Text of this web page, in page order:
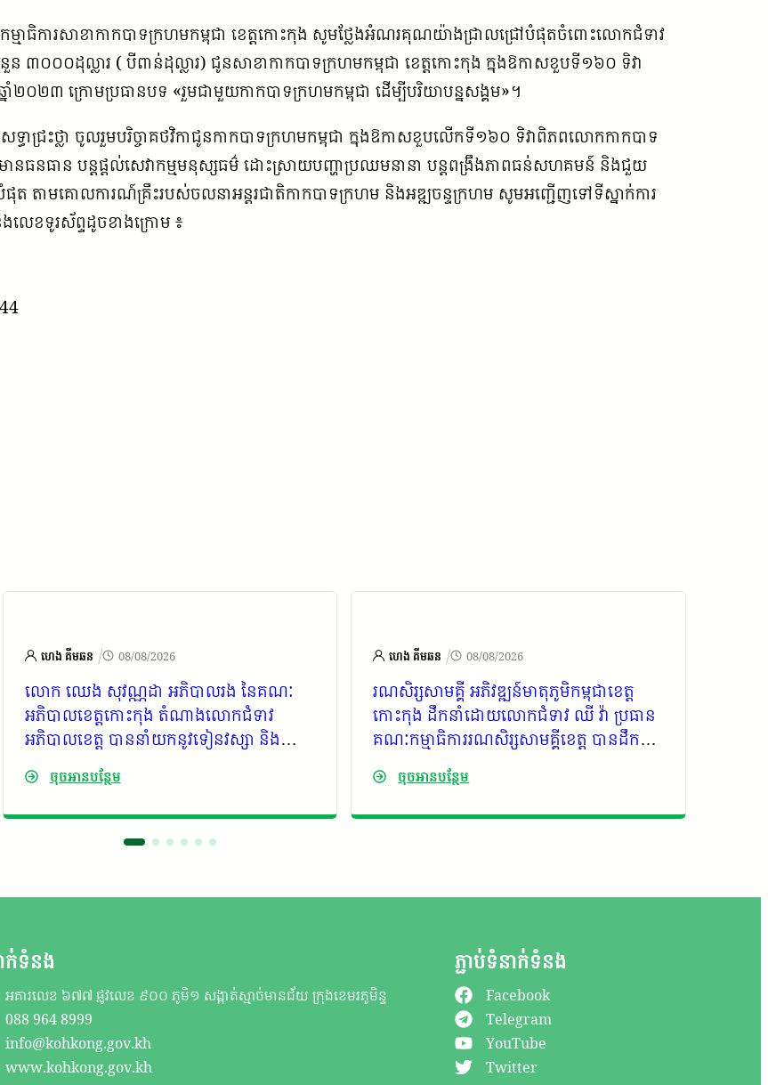
ាធិការសាខាកាកបាទក្រហមកម្ពុជា ខេត្តកោះកុង សូមថ្លែងអំណរគុណយ៉ាងជ្រាលជ្រៅបំផុតចំពោះលោកជំទាវ
ន ៣០០០ដុល្លារ ( បីពាន់ដុល្លារ) ជូនសាខាកាកបាទក្រហមកម្ពុជា ខេត្តកោះកុង ក្នុងឱកាសខួបទី១៦០ ទិវា
០២៣ ក្រោមប្រធានបទ «រួមជាមួយកាកបាទក្រហមកម្ពុជា ដើម្បីបរិយាបន្នសង្គម»។
ធាជ្រះថ្លា ចូលរួមបរិច្ចាគថវិកាជូនកាកបាទក្រហមកម្ពុជា ក្នុងឱកាសខួបលើកទី១៦០ ទិវាពិភពលោកកាកបាទ
ធនធាន បន្តផ្តល់សេវាកម្មមនុស្សធម៌ ដោះស្រាយបញ្ហាប្រឈមនានា បន្តពង្រឹងភាពធន់សហគមន៍ និងជួយ
ផុត តាមគោលការណ៍គ្រឹះរបស់ចលនាអន្តរជាតិកាកបាទក្រហម និងអឌ្ឍចន្ទក្រហម សូមអញ្ជើញទៅទីស្នាក់ការ
លេខទូរស័ព្ទដូចខាងក្រោម ៖
ហេង គីមឆន / 08/08/2026
លោក ឈេង សុវណ្ណដា អភិបាលរង នៃគណៈ
អភិបាលខេត្តកោះកុង តំណាងលោកជំទាវ
អភិបាលខេត្ត បាននាំយកនូវទៀនវស្សា និង
ទេយ្យទាន មកប្រគេនព្រះសង្ឃ ដែលគង់ចាំព្រះ
វស្សា នៅវត្តមុនីជលទ្ធារាម (ហៅវត្តជ្រោយ
ស្វាយ) ដែលស្ថិតក្នុងឃុំជ្រោយស្វាយ ស្រុកស្រែ
អំបិល ខេត្តកោះកុង
ចុចអានបន្ថែម
ហេង គីមឆន / 08/08/2026
រណសិរ្សសាមគ្គី អភិវឌ្ឍន៍មាតុភូមិកម្ពុជាខេត្ត
កោះកុង ដឹកនាំដោយលោកជំទាវ ឈី វ៉ា ប្រធាន
គណៈកម្មាធិការរណសិរ្សសាមគ្គីខេត្ត បានដឹកនាំ
ប្រតិភូគោរពវិញ្ញាណក្ខន្ធ ឯកឧត្តម កាយ សំរួម
និងសម្តែងការរំលែកទុក្ខដ៏សែនក្រៀមក្រំ ជាមួយ
ក្រុមគ្រួសារ នៃសព ចំពោះការបាត់បង់ដ៏ធំធេង
ចុចអានបន្ថែម
ក់ទំនង
អគារលេខ ៦៧៧ ផ្លូវលេខ ៩០០ ភូមិ១ សង្កាត់ស្មាច់មានជ័យ ក្រុងខេមរភូមិន្ទ
088 964 8999
info@kohkong.gov.kh
www.kohkong.gov.kh
ភ្ជាប់ទំនាក់ទំនង
Facebook
Telegram
YouTube
Twitter